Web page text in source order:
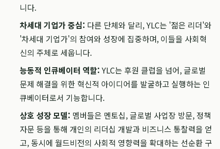
니다.
차세대 기업가 중심: 다른 단체와 달리, YLC는 '젊은 리더'와
'차세대 기업가'의 참여와 성장에 집중하며, 이들을 사회혁
신의 주체로 세웁니다.
능동적 인큐베이터 역할: YLC는 후원 클럽을 넘어, 글로벌
문제 해결을 위한 혁신적 아이디어를 발굴하고 실행하는 인
큐베이터로서 기능합니다.
상호 성장 모델: 멤버들은 멘토십, 글로벌 사업장 방문, 정책
자문 등을 통해 개인의 리더십 개발과 비즈니스 통찰력을 얻
고, 동시에 월드비전의 사회적 영향력을 확대하는 선순환 구